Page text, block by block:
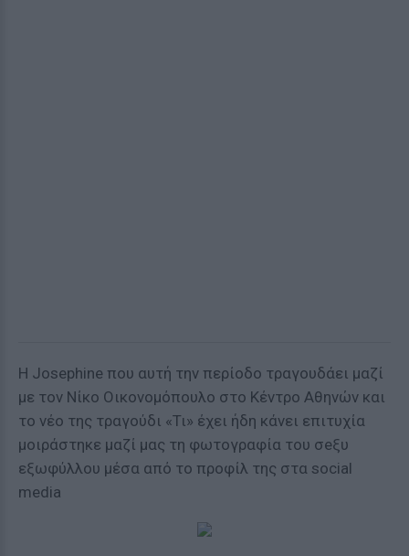
H Josephine που αυτή την περίοδο τραγουδάει μαζί
με τον Νίκο Οικονομόπουλο στο Κέντρο Αθηνών και
το νέο της τραγούδι «Τι» έχει ήδη κάνει επιτυχία
μοιράστηκε μαζί μας τη φωτογραφία του σeξυ
εξωφύλλου μέσα από το προφίλ της στα social
media